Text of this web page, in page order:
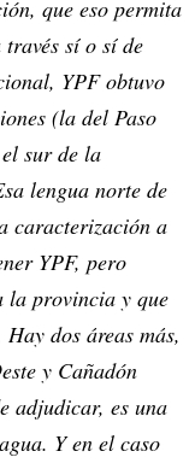
que eso permita
sí o sí de
YPF obtuvo
(la del Paso
sur de la
lengua norte de
caracterización a
YPF, pero
la provincia y que
dos áreas más,
y Cañadón
adjudicar, es una
Y en el caso